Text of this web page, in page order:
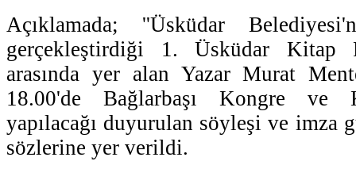
Açıklamada; ''Üsküdar
gerçekleştirdiği 1. Üsküdar Kitap
arasında yer alan Yazar Murat
18.00'de Bağlarbaşı Kongre ve
yapılacağı duyurulan söyleşi ve imza
sözlerine yer verildi.